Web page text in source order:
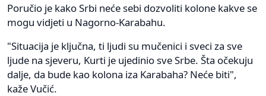
Poručio je kako Srbi neće sebi dozvoliti kolone kakve se
mogu vidjeti u Nagorno-Karabahu.
"Situacija je ključna, ti ljudi su mučenici i sveci za sve
ljude na sjeveru, Kurti je ujedinio sve Srbe. Šta očekuju
dalje, da bude kao kolona iza Karabaha? Neće biti",
kaže Vučić.